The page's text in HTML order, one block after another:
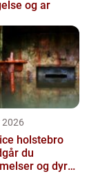
og ar
holstebro
du
og dyre